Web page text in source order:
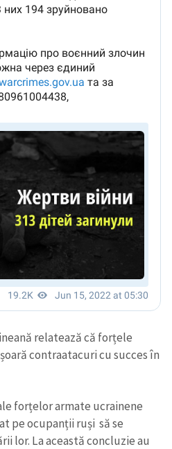
relatează că forțele
contraatacuri cu succes în
forțelor armate ucrainene
pe ocupanții ruși să se
lor. La această concluzie au